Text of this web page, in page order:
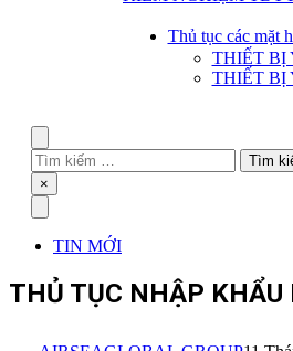
Thủ tục các mặt
THIẾT BỊ
THIẾT BỊ
Tìm
kiếm
cho:
Close
×
TIN MỚI
THỦ TỤC NHẬP KHẨU